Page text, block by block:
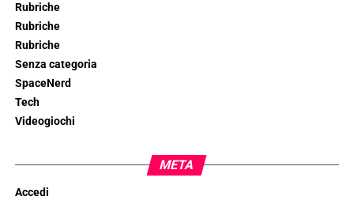
Rubriche
Rubriche
Rubriche
Senza categoria
SpaceNerd
Tech
Videogiochi
META
Accedi